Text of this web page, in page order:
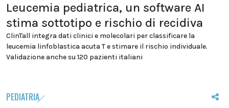
Leucemia pediatrica, un software AI
stima sottotipo e rischio di recidiva
ClinTall integra dati clinici e molecolari per classificare la
leucemia linfoblastica acuta T e stimare il rischio individuale.
Validazione anche su 120 pazienti italiani
PEDIATRIA